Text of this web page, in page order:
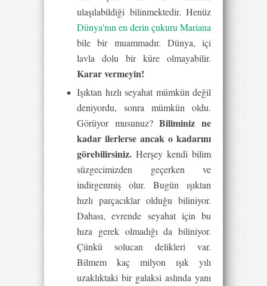
ulaşılabildiği bilinmektedir. Henüz
Dünya'nın en derin çukuru Mariana
bile bir muammadır. Dünya, içi
lavla dolu bir küre olmayabilir.
Karar vermeyin!
Işıktan hızlı seyahat mümkün değil
deniyordu, sonra mümkün oldu.
Görüyor musunuz?Biliminiz ne
kadar ilerlerse ancak o kadarını
görebilirsiniz. Herşey kendi bilim
süzgecimizden geçerken ve
indirgenmiş olur. Bugün ışıktan
hızlı parçacıklar olduğu biliniyor.
Dahası, evrende seyahat için bu
hıza gerek olmadığı da biliniyor.
Çünkü solucan delikleri var.
Bilmem kaç milyon ışık yılı
uzaklıktaki bir galaksi aslında yanı